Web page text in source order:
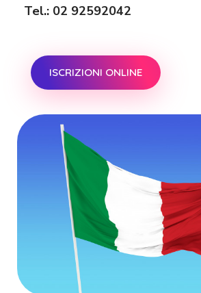
Tel.: 02 92592042
ISCRIZIONI ONLINE